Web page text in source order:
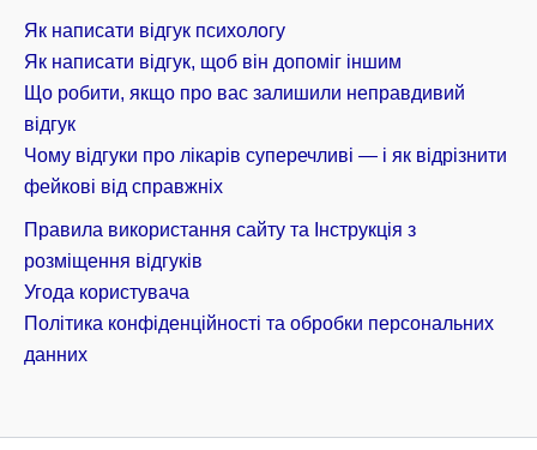
Як написати відгук психологу
Як написати відгук, щоб він допоміг іншим
Що робити, якщо про вас залишили неправдивий
відгук
Чому відгуки про лікарів суперечливі — і як відрізнити
фейкові від справжніх
Правила використання сайту та Інструкція з
розміщення відгуків
Угода користувача
Політика конфіденційності та обробки персональних
данних